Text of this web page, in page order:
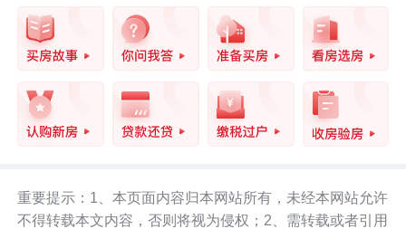
重要提示：1、本页面内容归本网站所有，未经本网站允许
不得转载本文内容，否则将视为侵权；2、需转载或者引用